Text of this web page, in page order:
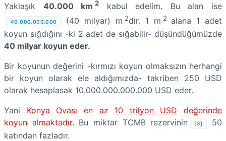
Yaklaşık 40.000 km 2 kabul edelim. Bu alan ise
40.000.000.000 (40 milyar) m 2dir. 1 m 2 alana 1 adet
koyun sığdığını -ki 2 adet de sığabilir- düşündüğümüzde
40 milyar koyun eder.
Bir koyunun değerini -kırmızı koyun olmaksızın herhangi
bir koyun olarak ele aldığımızda- takriben 250 USD
olarak hesaplasak 10.000.000.000.000 USD eder.
Yani Konya Ovası en az 10 trilyon USD değerinde
koyun almaktadır. Bu miktar TCMB rezervinin [3]
50
katından fazladır.